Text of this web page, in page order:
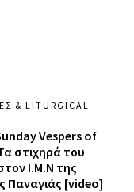
& LITURGICAL
Vespers of
στιχηρά του
Ι.Μ.Ν της
Παναγιάς [video]